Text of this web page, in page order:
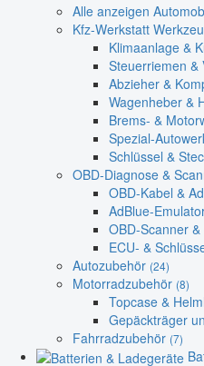
Alle anzeigen
Kfz-Werkstatt
Klimaanlage &
Steuerriemen &
Abzieher &
Wagenheber &
Brems- &
Spezial-
Schlüssel &
OBD-Diagnose &
OBD-Kabel &
AdBlue-
OBD-Scanner
ECU- &
Autozubehör (24)
Motorradzubehör (8)
Topcase &
Gepäckträger
Fahrradzubehör (7)